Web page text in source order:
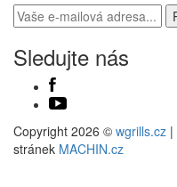
Sledujte nás
Copyright 2026 © wgrills.cz |
stránek MACHIN.cz